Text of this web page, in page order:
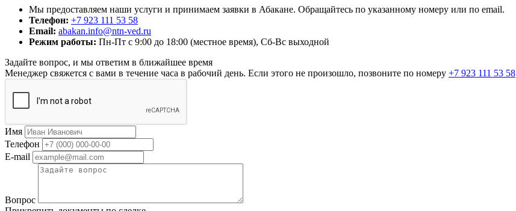
Мы предоставляем наши услуги и принимаем заявки в Абакане. Обращайтесь по указанному номеру или по email.
Телефон: +7 923 111 53 58
Email: abakan.info@ntn-ved.ru
Режим работы: Пн-Пт с 9:00 до 18:00 (местное время), Сб-Вс выходной
Задайте вопрос, и мы ответим в ближайшее время
Менеджер свяжется с вами в течение часа в рабочий день. Если этого не произошло, позвоните по номеру +7 923 111 53 58
Имя
Телефон
E-mail
Вопрос